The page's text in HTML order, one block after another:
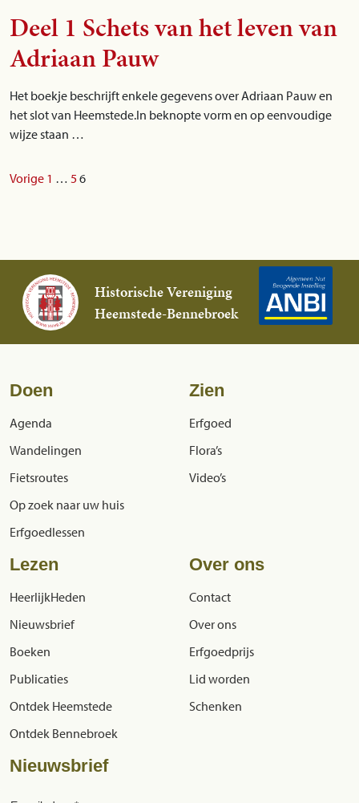
Deel 1 Schets van het leven van
Adriaan Pauw
Het boekje beschrijft enkele gegevens over Adriaan Pauw en
het slot van Heemstede.In beknopte vorm en op eenvoudige
wijze staan …
Berichtnavigatie
Vorige 1 … 56
Historische Vereniging
Heemstede-Bennebroek
Doen
Agenda
Wandelingen
Fietsroutes
Op zoek naar uw huis
Erfgoedlessen
Zien
Erfgoed
Flora’s
Video’s
Lezen
HeerlijkHeden
Nieuwsbrief
Boeken
Publicaties
Ontdek Heemstede
Ontdek Bennebroek
Over ons
Contact
Over ons
Erfgoedprijs
Lid worden
Schenken
Nieuwsbrief